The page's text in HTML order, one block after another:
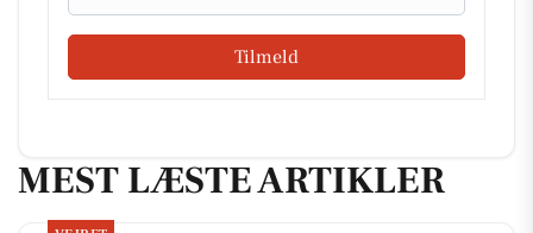
Tilmeld
MEST LÆSTE ARTIKLER